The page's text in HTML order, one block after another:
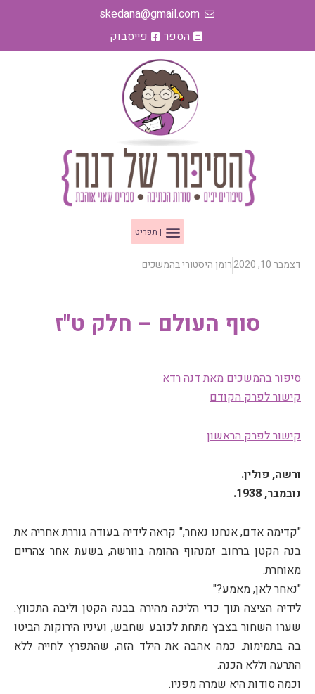
skedana@gmail.com
הספר
פייסבוק
תפריט
דצמבר 10, 2020 רומן היסטורי בהמשכים
סוף העולם – חלק ט"ז
סיפור בהמשכים מאת דנה רדא
קישור לפרק הקודם
קישור לפרק הראשון
ורשה, פולין.
נובמבר, 1938.
"קדימה אדם, אנחנו נאחר," קראה לידיה בעודה גוררת אחריה את
בנה הקטן ברחוב זמנהוף ההומה בוורשה, בשעת אחר צהריים
מאוחרת.
"נאחר לאן, מאמע?"
לידיה הציצה תוך כדי הליכה מהירה בבנה הקטן וליבה התכווץ.
שערו השחור בצבץ מתחת לכובע שחבש, ועיניו הירוקות הביטו
בה בתמימות. כמה אהבה את הילד הזה, שהתפרץ לחייה ללא
התרעה וללא הכנה.
וכמה סודות היא שמרה מפניו.